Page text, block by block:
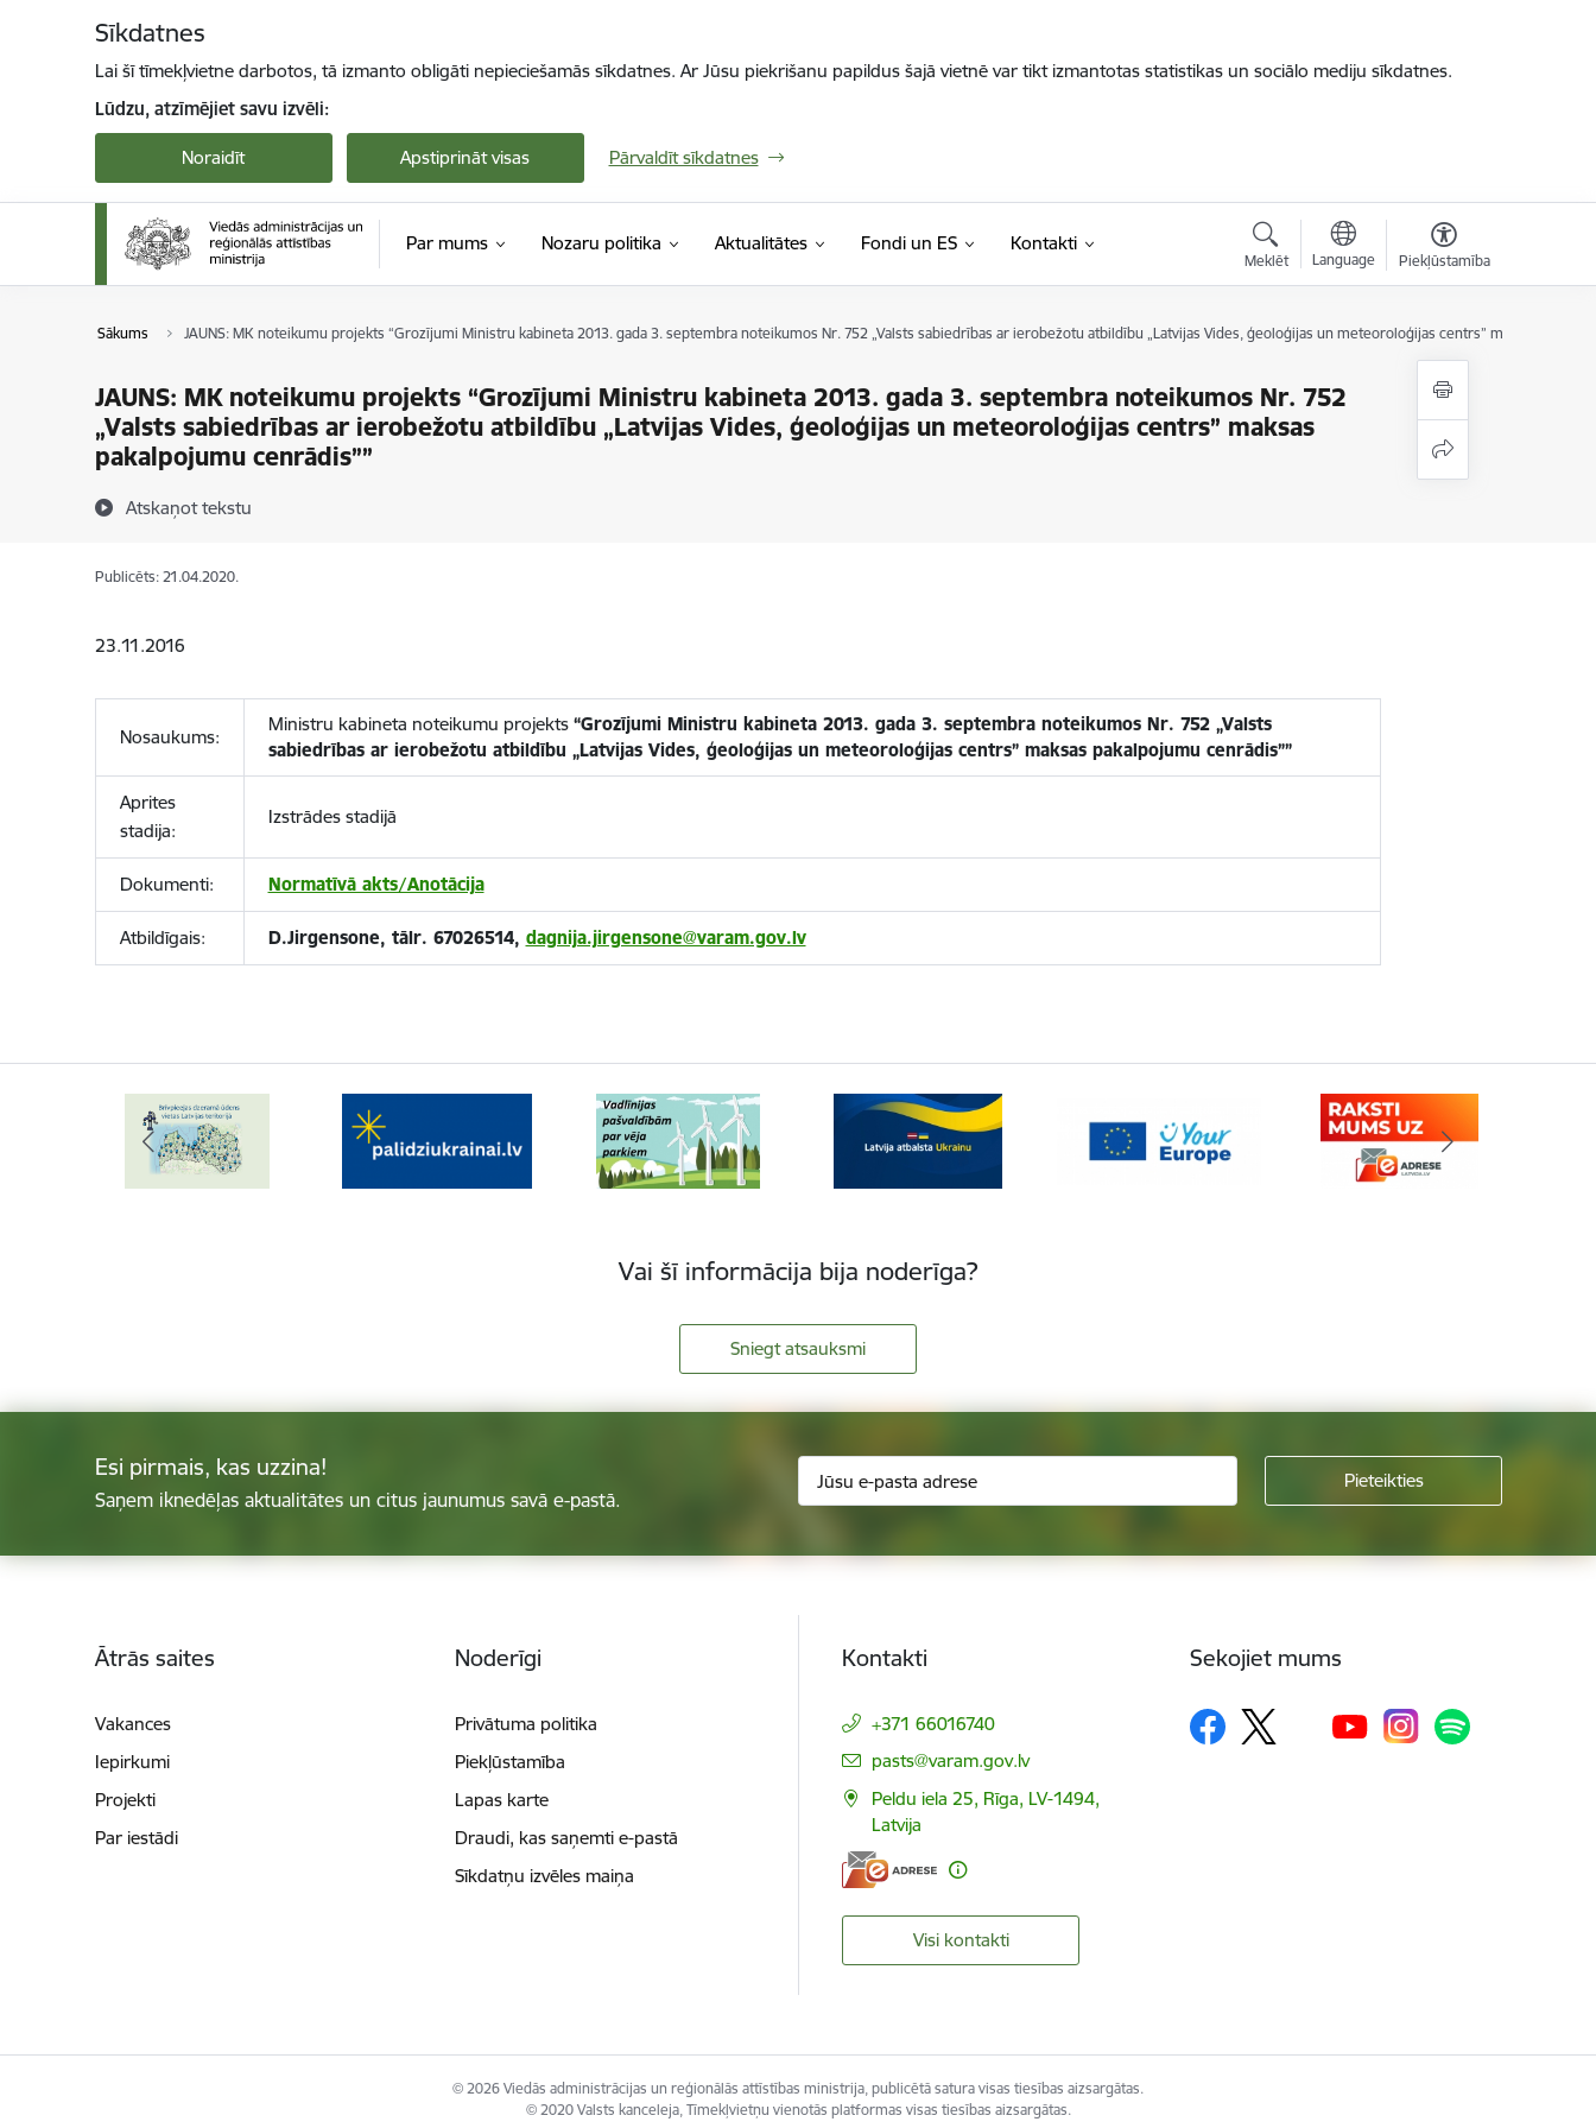
Sīkdatnes
Lai šī tīmekļvietne darbotos, tā izmanto obligāti nepieciešamās sīkdatnes. Ar Jūsu piekrišanu papildus šajā vietnē var tikt izmantotas statistikas un sociālo mediju sīkdatnes.
Lūdzu, atzīmējiet savu izvēli:
Noraidīt Apstiprināt visas Pārvaldīt sīkdatnes
Par mums Nozaru politika Aktualitātes Fondi un ES Kontakti
Meklēt Language Piekļūstamība
Sākums JAUNS: MK noteikumu projekts “Grozījumi Ministru kabineta 2013. gada 3. septembra noteikumos Nr. 752 „Valsts sabiedrības ar ierobežotu atbildību „Latvijas Vides, ģeoloģijas un meteoroloģijas centrs” maksas
JAUNS: MK noteikumu projekts “Grozījumi Ministru kabineta 2013. gada 3. septembra noteikumos Nr. 752
„Valsts sabiedrības ar ierobežotu atbildību „Latvijas Vides, ģeoloģijas un meteoroloģijas centrs” maksas
pakalpojumu cenrādis””
Atskaņot tekstu
Publicēts: 21.04.2020.
23.11.2016
Nosaukums:
Ministru kabineta noteikumu projekts “Grozījumi Ministru kabineta 2013. gada 3. septembra noteikumos Nr. 752 „Valsts
sabiedrības ar ierobežotu atbildību „Latvijas Vides, ģeoloģijas un meteoroloģijas centrs” maksas pakalpojumu cenrādis””
Aprites
stadija:
Izstrādes stadijā
Dokumenti: Normatīvā akts/Anotācija
Atbildīgais: D.Jirgensone, tālr. 67026514, dagnija.jirgensone@varam.gov.lv
Vai šī informācija bija noderīga?
Sniegt atsauksmi
Esi pirmais, kas uzzina!
Saņem iknedēļas aktualitātes un citus jaunumus savā e-pastā.
Ātrās saites
Vakances
Iepirkumi
Projekti
Par iestādi
Noderīgi
Privātuma politika
Piekļūstamība
Lapas karte
Draudi, kas saņemti e-pastā
Sīkdatņu izvēles maiņa
Kontakti
+371 66016740
E-pasts:
pasts@varam.gov.lv
Peldu iela 25, Rīga, LV-1494,
Latvija
Visi kontakti
Sekojiet mums
© 2026 Viedās administrācijas un reģionālās attīstības ministrija, publicētā satura visas tiesības aizsargātas.
© 2020 Valsts kanceleja, Tīmekļvietņu vienotās platformas visas tiesības aizsargātas.